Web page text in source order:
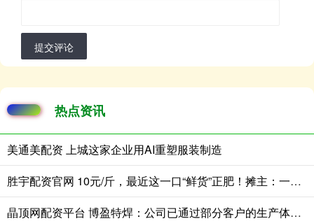
提交评论
热点资讯
美通美配资 上城这家企业用AI重塑服装制造
胜宇配资官网 10元/斤，最近这一口“鲜货”正肥！摊主：一天上百斤不够卖
晶顶网配资平台 博盈特焊：公司已通过部分客户的生产体系认证并获得相应订单